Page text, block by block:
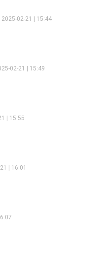
2025-02-21 | 15:44
02-21 | 15:49
| 15:55
| 16:01